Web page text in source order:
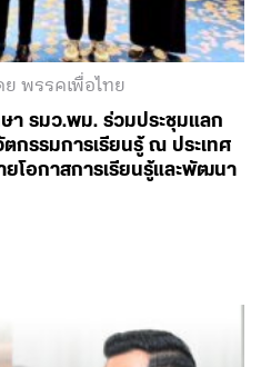
ย พรรคเพื่อไทย
า รมว.พม. ร่วมประชุมแลก
กรรมการเรียนรู้ ณ ประเทศ
ยโอกาสการเรียนรู้และพัฒนา